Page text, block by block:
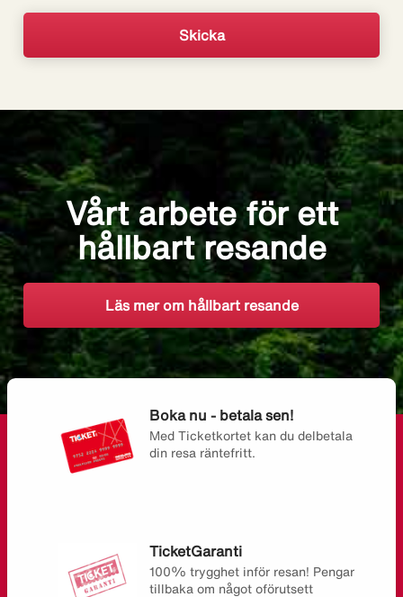
Vårt arbete för ett
hållbart resande
Läs mer om hållbart resande
Boka nu - betala sen!
Med Ticketkortet kan du delbetala
din resa räntefritt.
TicketGaranti
100% trygghet inför resan! Pengar
tillbaka om något oförutsett